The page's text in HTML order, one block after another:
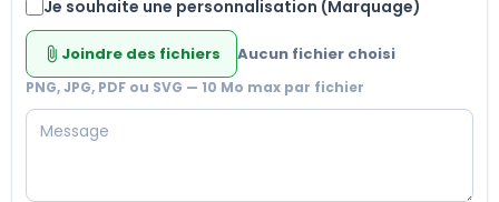
Je souhaite une personnalisation (Marquage)
attach_file Joindre des fichiers Aucun fichier choisi
PNG, JPG, PDF ou SVG — 10 Mo max par fichier